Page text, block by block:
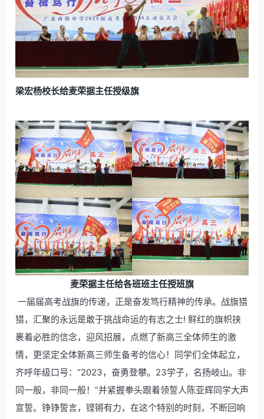
梁宏杨校长给麦荣据主任授级旗
麦荣据主任给各班班主任授班旗
一届届高考战旗的传递，正是奋发笃行精神的传承。战旗猎
猎，汇聚的永远是敢于挑战命运的有志之士! 鲜红的旗帜挟
裹着必胜的信念，迎风招展，点燃了新高三全体师生的激
情，更坚定全体新高三师生备考的信心！同学们全体起立，
齐呼年级口号：“2023，奋勇登攀。23学子，名扬岐山。非
同一般，非同一般！”并紧握拳头跟着领誓人陈亚辉同学大声
宣誓。铮铮誓言，铿锵有力，在这个特别的时刻，不断回响